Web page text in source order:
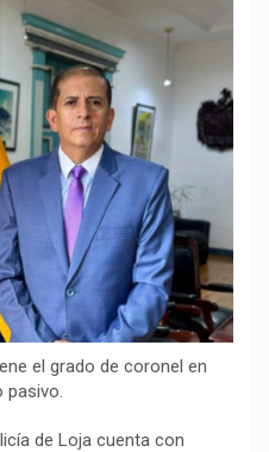
m
a
r
t
i
r
el grado de coronel en
pasivo.
de Loja cuenta con